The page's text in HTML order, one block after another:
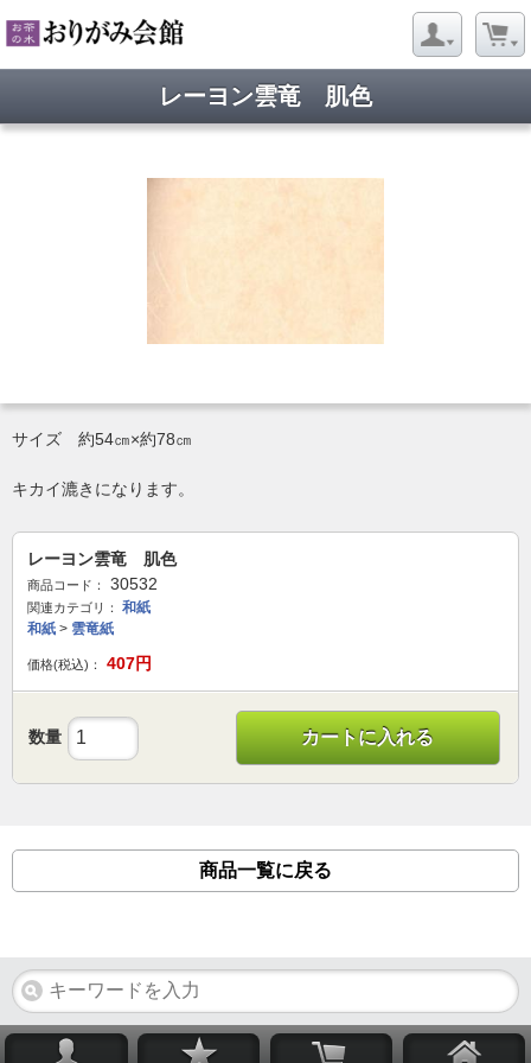
レーヨン雲竜 肌色
サイズ 約54㎝×約78㎝
キカイ漉きになります。
レーヨン雲竜 肌色
商品コード： 30532
関連カテゴリ：
和紙
和紙 > 雲竜紙
価格(税込)： 407円
数量 カートに入れる
商品一覧に戻る